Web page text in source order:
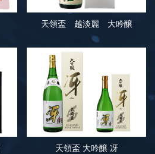
天領盃 越淡麗 大吟醸
天領盃 大吟醸 冴